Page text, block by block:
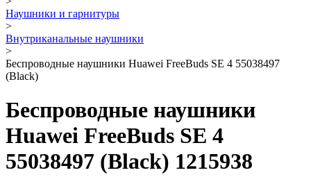
Наушники и гарнитуры
>
Внутриканальные наушники
>
Беспроводные наушники Huawei FreeBuds SE 4 55038497
(Black)
Беспроводные наушники
Huawei FreeBuds SE 4
55038497 (Black) 1215938